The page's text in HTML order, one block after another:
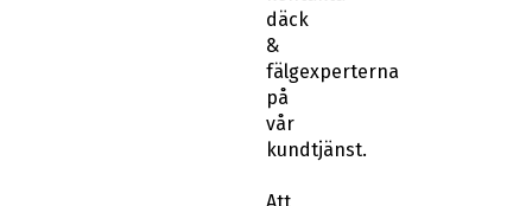
däck
&
fälgexperterna
på
vår
kundtjänst.
Att